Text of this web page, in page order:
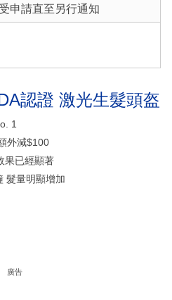
申請直至另行通知
認證 激光生髮頭盔
1
外減$100
果已經顯著
髮量明顯增加
廣告